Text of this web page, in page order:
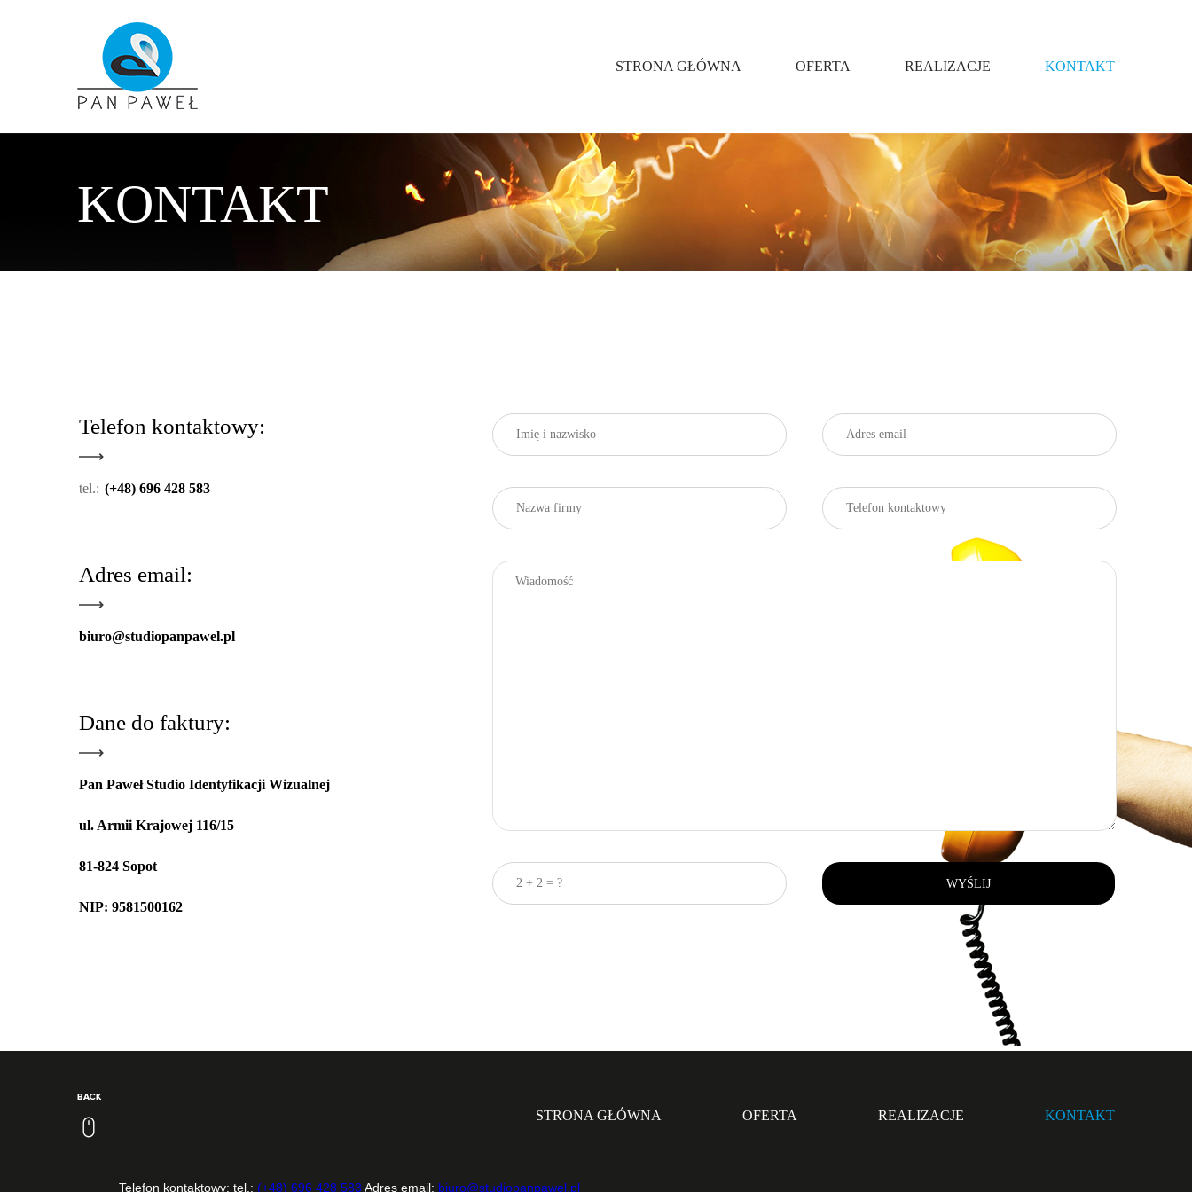
STRONA GŁÓWNA OFERTA REALIZACJE KONTAKT
KONTAKT
Telefon kontaktowy:
tel.: (+48) 696 428 583
Adres email:
biuro@studiopanpawel.pl
Dane do faktury:
Pan Paweł Studio Identyfikacji Wizualnej
ul. Armii Krajowej 116/15
81-824 Sopot
NIP: 9581500162
STRONA GŁÓWNA OFERTA REALIZACJE KONTAKT
Telefon kontaktowy: tel.: (+48) 696 428 583 Adres email: biuro@studiopanpawel.pl